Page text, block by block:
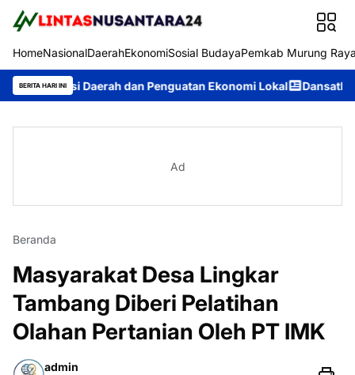
HomeNasionalDaerahEkonomiSosial BudayaPemkab Murung
BERITA HARI INI
Daerah dan Penguatan Ekonomi Lokal Dansatbrimob Polda
Ad
Beranda
Masyarakat Desa Lingkar
Tambang Diberi Pelatihan
Olahan Pertanian Oleh PT IMK
admin